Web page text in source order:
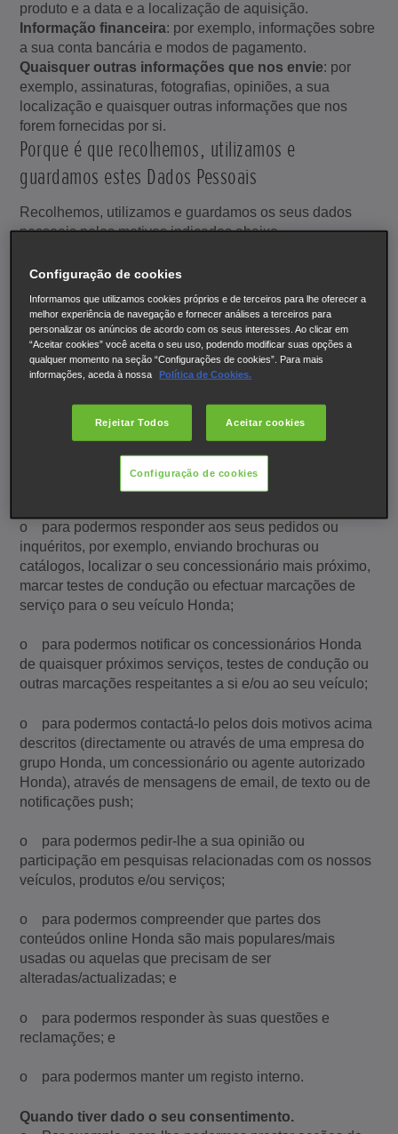
produto e a data e a localização de aquisição.
Informação financeira: por exemplo, informações sobre
a sua conta bancária e modos de pagamento.
Quaisquer outras informações que nos envie: por
exemplo, assinaturas, fotografias, opiniões, a sua
localização e quaisquer outras informações que nos
forem fornecidas por si.
Porque é que recolhemos, utilizamos e
guardamos estes Dados Pessoais
Recolhemos, utilizamos e guardamos os seus dados
pessoais pelos motivos indicados abaixo.
Quando considerado necessário para os legítimos
interesses da Honda, conforme listado abaixo e
quando os seus direitos de protecção de dados não
se sobreponham aos nossos interesses.
o para podermos disponibilizar-lhe os Conteúdos
Online Honda e serviços relacionados;
o para podermos gerir os recursos dos Conteúdos
Online Honda;
o para podermos melhorar e optimizar os conteúdos
digitais, os produtos e serviços Honda;
o para podermos responder aos seus pedidos ou
inquéritos, por exemplo, enviando brochuras ou
catálogos, localizar o seu concessionário mais próximo,
marcar testes de condução ou efectuar marcações de
serviço para o seu veículo Honda;
o para podermos notificar os concessionários Honda
de quaisquer próximos serviços, testes de condução ou
outras marcações respeitantes a si e/ou ao seu veículo;
o para podermos contactá-lo pelos dois motivos acima
descritos (directamente ou através de uma empresa do
grupo Honda, um concessionário ou agente autorizado
Honda), através de mensagens de email, de texto ou de
notificações push;
o para podermos pedir-lhe a sua opinião ou
participação em pesquisas relacionadas com os nossos
veículos, produtos e/ou serviços;
o para podermos compreender que partes dos
conteúdos online Honda são mais populares/mais
usadas ou aquelas que precisam de ser
alteradas/actualizadas; e
o para podermos responder às suas questões e
reclamações; e
o para podermos manter um registo interno.
Quando tiver dado o seu consentimento.
Configuração de cookies
Informamos que utilizamos cookies próprios e de terceiros para lhe oferecer a
melhor experiência de navegação e fornecer análises a terceiros para
personalizar os anúncios de acordo com os seus interesses. Ao clicar em
“Aceitar cookies” você aceita o seu uso, podendo modificar suas opções a
qualquer momento na seção “Configurações de cookies”. Para mais
informações, aceda à nossa
Política de Cookies.
Rejeitar Todos Aceitar cookies
Configuração de cookies